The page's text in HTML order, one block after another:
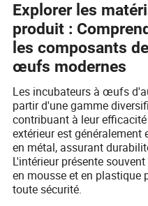
Explorer les
produit :
les composants
œufs modernes
Les incubateurs à œufs
partir d'une gamme
contribuant à leur
extérieur est
en métal, assurant
L'intérieur présente
en mousse et en
toute sécurité.